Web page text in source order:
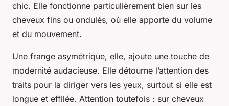
chic. Elle fonctionne particulièrement bien sur les
cheveux fins ou ondulés, où elle apporte du volume
et du mouvement.
Une frange asymétrique, elle, ajoute une touche de
modernité audacieuse. Elle détourne l’attention des
traits pour la diriger vers les yeux, surtout si elle est
longue et effilée. Attention toutefois : sur cheveux